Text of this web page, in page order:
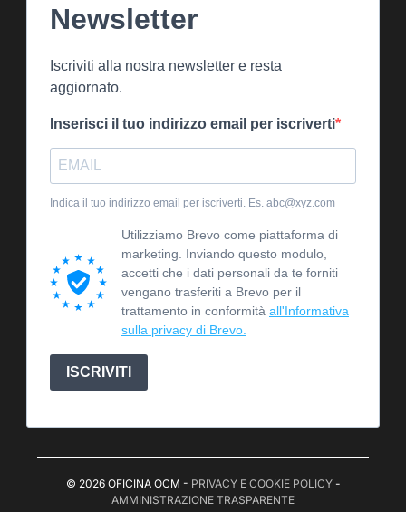
Newsletter
Iscriviti alla nostra newsletter e resta
aggiornato.
Inserisci il tuo indirizzo email per iscriverti
Indica il tuo indirizzo email per iscriverti. Es. abc@xyz.com
Utilizziamo Brevo come piattaforma di
marketing. Inviando questo modulo,
accetti che i dati personali da te forniti
vengano trasferiti a Brevo per il
trattamento in conformità all'Informativa
sulla privacy di Brevo.
ISCRIVITI
© 2026 OFICINA OCM - PRIVACY E COOKIE POLICY-
AMMINISTRAZIONE TRASPARENTE